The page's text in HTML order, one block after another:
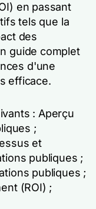
en passant
tels que la
des
guide complet
d'une
efficace.
: Aperçu
;
et
publiques ;
publiques ;
(ROI) ;